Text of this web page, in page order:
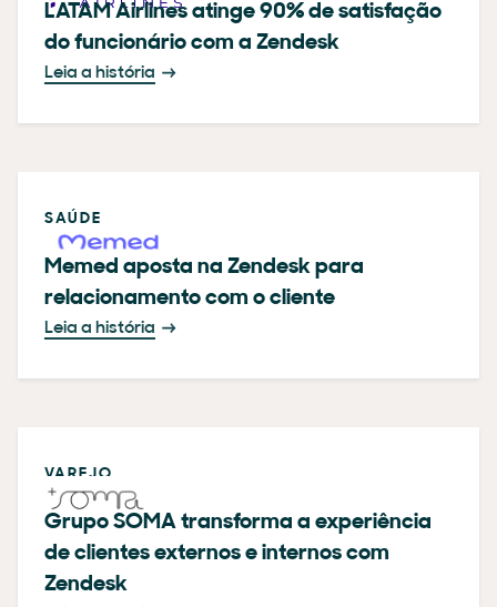
LATAM Airlines atinge 90% de satisfação
do funcionário com a Zendesk
Leia a história
SAÚDE
Memed aposta na Zendesk para
relacionamento com o cliente
Leia a história
VAREJO
Grupo SOMA transforma a experiência
de clientes externos e internos com
Zendesk